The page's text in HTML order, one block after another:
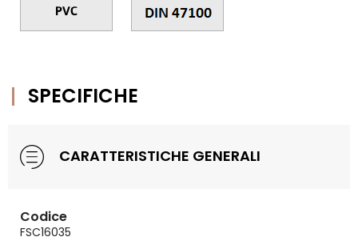
SPECIFICHE
CARATTERISTICHE GENERALI
Codice
FSC16035